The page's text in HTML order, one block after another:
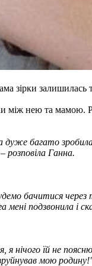
зірки залишилась
нею та мамою.
багато
розповіла Ганна.
бачитися
подзвонила
нічого їй не
мою